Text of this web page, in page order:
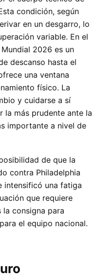
condición, según
en un desgarro, lo
variable. En el
2026 es un
descanso hasta el
una ventana
físico. La
y cuidarse a sí
la más prudente ante la
importante a nivel de
de que la
contra Philadelphia
intensificó una fatiga
que requiere
la consigna para
el equipo nacional.